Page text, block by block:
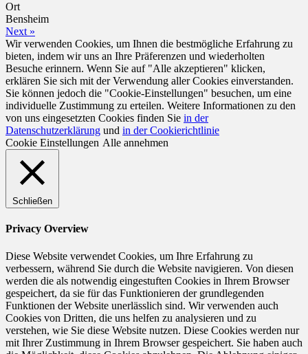
Ort
Bensheim
Next »
Wir verwenden Cookies, um Ihnen die bestmögliche Erfahrung zu
bieten, indem wir uns an Ihre Präferenzen und wiederholten
Besuche erinnern. Wenn Sie auf "Alle akzeptieren" klicken,
erklären Sie sich mit der Verwendung aller Cookies einverstanden.
Sie können jedoch die "Cookie-Einstellungen" besuchen, um eine
individuelle Zustimmung zu erteilen. Weitere Informationen zu den
von uns eingesetzten Cookies finden Sie in der
Datenschutzerklärung und in der Cookierichtlinie
Cookie Einstellungen Alle annehmen
Schließen
Privacy Overview
Diese Website verwendet Cookies, um Ihre Erfahrung zu
verbessern, während Sie durch die Website navigieren. Von diesen
werden die als notwendig eingestuften Cookies in Ihrem Browser
gespeichert, da sie für das Funktionieren der grundlegenden
Funktionen der Website unerlässlich sind. Wir verwenden auch
Cookies von Dritten, die uns helfen zu analysieren und zu
verstehen, wie Sie diese Website nutzen. Diese Cookies werden nur
mit Ihrer Zustimmung in Ihrem Browser gespeichert. Sie haben auch